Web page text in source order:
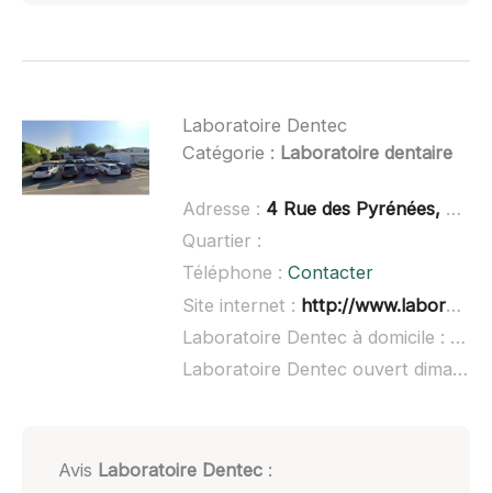
Laboratoire Dentec
Catégorie : Laboratoire dentaire
Adresse : 4 Rue des Pyrénées, 68350 Brunstatt-Didenheim
Quartier :
Téléphone : Contacter
Site internet : http://www.laboratoire-dentec.fr/
Laboratoire Dentec à domicile :
non
Laboratoire Dentec ouvert dimanche :
Avis Laboratoire Dentec: